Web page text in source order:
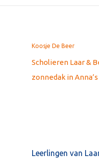
Koosje De Beer
Scholieren Laar &
zonnedak in
Leerlingen van